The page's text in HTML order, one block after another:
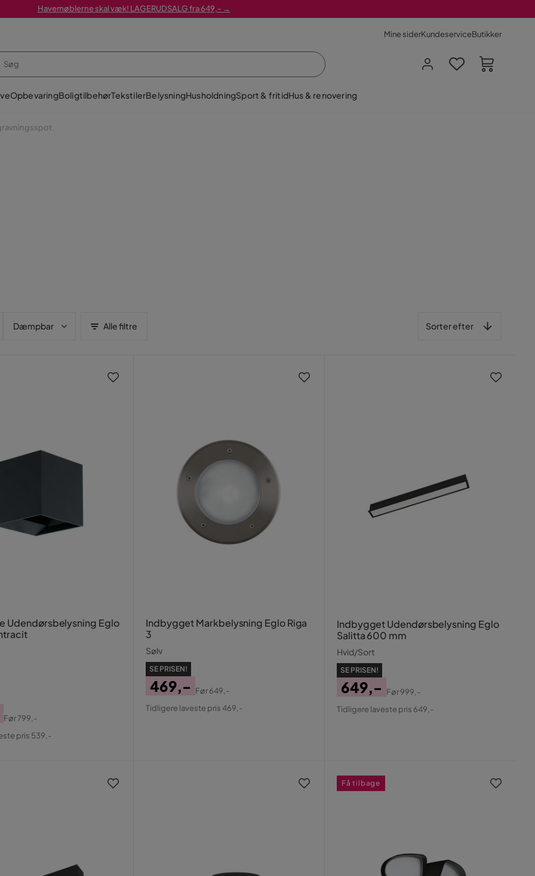
Havemøblerne skal væk! LAGERUDSALG fra 649,- →
Mine siderKundeserviceButikker
OpbevaringBoligtilbehørTekstilerBelysningHusholdningSport & fritidHus & renovering
Dæmpbar Alle filtre Sorter efter
Udendørsbelysning Eglo
Før799,-
pris 539,-
Indbygget Markbelysning Eglo Riga
3
Sølv
SE PRISEN!
Pris
469,-
Original
Før649,-
Tidligere laveste pris 469,-
Indbygget Udendørsbelysning Eglo
Salitta 600 mm
Hvid/Sort
SE PRISEN!
Pris
649,-
Original
Før999,-
Tidligere laveste pris 649,-
Få tilbage